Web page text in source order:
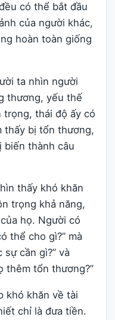
có thể bắt đầu
của người khác,
hoàn toàn giống
ta nhìn người
thương, yếu thế
trọng, thái độ ấy có
thấy bị tổn thương,
biến thành câu
thấy khó khăn
trọng khả năng,
họ. Người có
thể cho gì?” mà
cần gì?” và
thêm tổn thương?”
khó khăn về tài
chỉ là đưa tiền.